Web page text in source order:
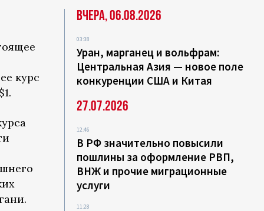
курс
Вчера, 06.08.2026
03:38
Уран, марганец и вольфрам:
Центральная Азия — новое поле
конкуренции США и Китая
27.07.2026
12:46
В РФ значительно повысили
пошлины за оформление РВП,
ВНЖ и прочие миграционные
услуги
11:28